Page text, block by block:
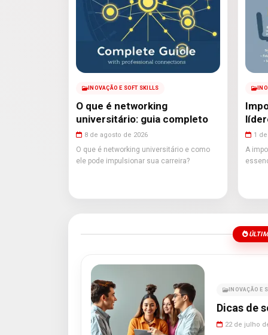
INOVAÇÃO E SOFT SKILLS
O que é networking
universitário: guia completo
8 de agosto de 2026
O que é networking universitário e como
ele pode impulsionar sua carreira?
1
A
INOVAÇÃO E
Dicas de
22 de julho